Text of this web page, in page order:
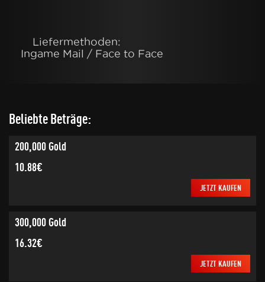
Liefermethoden:
Ingame Mail / Face to Face
Beliebte Beträge:
200,000 Gold
10.88€
JETZT KAUFEN
300,000 Gold
16.32€
JETZT KAUFEN